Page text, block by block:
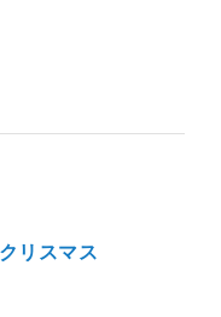
リスマス